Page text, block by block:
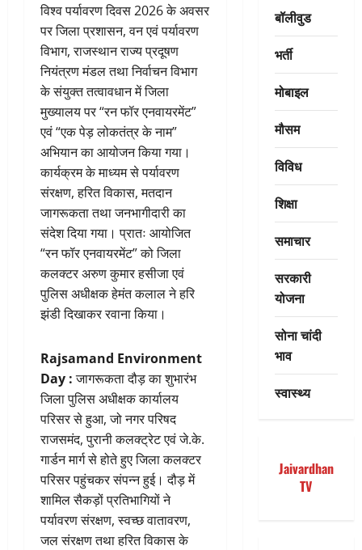
विश्व पर्यावरण दिवस 2026 के अवसर
पर जिला प्रशासन, वन एवं पर्यावरण
विभाग, राजस्थान राज्य प्रदूषण
नियंत्रण मंडल तथा निर्वाचन विभाग
के संयुक्त तत्वावधान में जिला
मुख्यालय पर “रन फॉर एनवायरमेंट”
एवं “एक पेड़ लोकतंत्र के नाम”
अभियान का आयोजन किया गया।
कार्यक्रम के माध्यम से पर्यावरण
संरक्षण, हरित विकास, मतदान
जागरूकता तथा जनभागीदारी का
संदेश दिया गया। प्रातः आयोजित
“रन फॉर एनवायरमेंट” को जिला
कलक्टर अरुण कुमार हसीजा एवं
पुलिस अधीक्षक हेमंत कलाल ने हरि
झंडी दिखाकर रवाना किया।
Rajsamand Environment
Day :जागरूकता दौड़ का शुभारंभ
जिला पुलिस अधीक्षक कार्यालय
परिसर से हुआ, जो नगर परिषद
राजसमंद, पुरानी कलक्ट्रेट एवं जे.के.
गार्डन मार्ग से होते हुए जिला कलक्टर
परिसर पहुंचकर संपन्न हुई। दौड़ में
शामिल सैकड़ों प्रतिभागियों ने
पर्यावरण संरक्षण, स्वच्छ वातावरण,
जल संरक्षण तथा हरित विकास के
बॉलीवुड
भर्ती
मोबाइल
मौसम
विविध
शिक्षा
समाचार
सरकारी
योजना
सोना चांदी
भाव
स्वास्थ्य
Jaivardhan
TV